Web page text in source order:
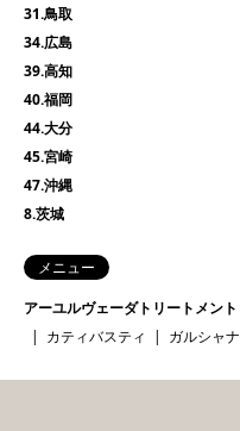
31.鳥取
34.広島
39.高知
40.福岡
44.大分
45.宮崎
47.沖縄
8.茨城
メニュー
アーユルヴェーダトリートメント
カティバスティ
ガルシャナ